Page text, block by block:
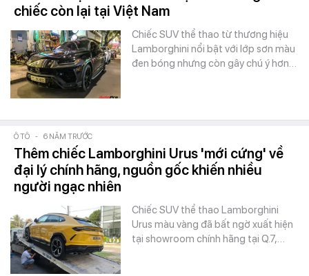
chiếc còn lại tại Việt Nam
Chiếc SUV thể thao từ thương hiệu
Lamborghini nổi bật với lớp sơn màu
đen bóng nhưng còn gây chú ý hơn…
Ô TÔ - 6 NĂM TRƯỚC
Thêm chiếc Lamborghini Urus 'mới cứng' về
đại lý chính hãng, nguồn gốc khiến nhiều
người ngạc nhiên
Chiếc SUV thể thao Lamborghini
Urus màu vàng đã bất ngờ xuất hiện
tại showroom chính hãng tại Q.7,…